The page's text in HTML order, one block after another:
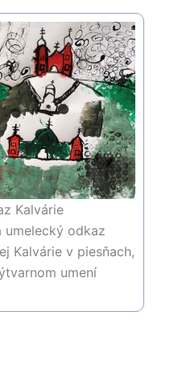
Kalvárie
umelecký odkaz
Kalvárie v piesňach,
umení